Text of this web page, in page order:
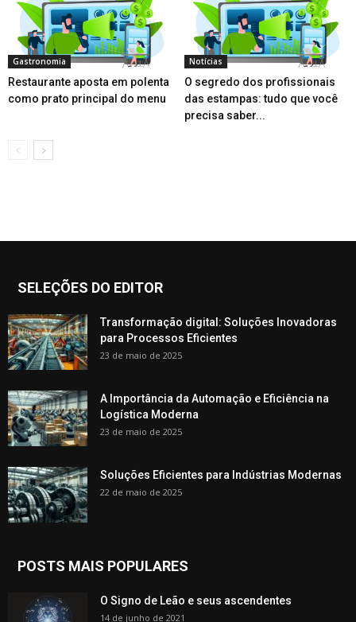
Gastronomia
Restaurante aposta em polenta
como prato principal do menu
Notícias
O segredo dos profissionais
das estampas: tudo que você
precisa saber...
SELEÇÕES DO EDITOR
Transformação digital: Soluções Inovadoras
para Processos Eficientes
23 de maio de 2025
A Importância da Automação e Eficiência na
Logística Moderna
23 de maio de 2025
Soluções Eficientes para Indústrias Modernas
22 de maio de 2025
POSTS MAIS POPULARES
O Signo de Leão e seus ascendentes
14 de junho de 2021